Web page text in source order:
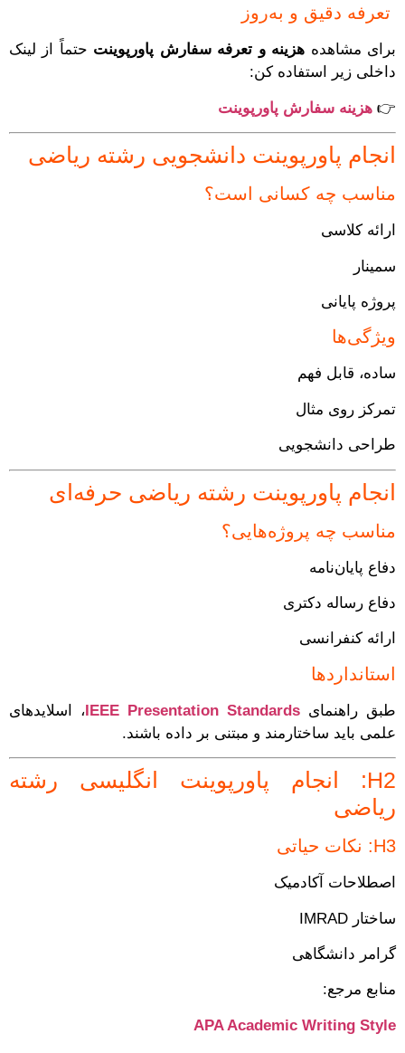
تعرفه دقیق و به‌روز
برای مشاهده هزینه و تعرفه سفارش پاورپوینت حتماً از لینک
داخلی زیر استفاده کن:
👉 هزینه سفارش پاورپوینت
انجام پاورپوینت دانشجویی رشته ریاضی
مناسب چه کسانی است؟
ارائه کلاسی
سمینار
پروژه پایانی
ویژگی‌ها
ساده، قابل فهم
تمرکز روی مثال
طراحی دانشجویی
انجام پاورپوینت رشته ریاضی حرفه‌ای
مناسب چه پروژه‌هایی؟
دفاع پایان‌نامه
دفاع رساله دکتری
ارائه کنفرانسی
استانداردها
طبق راهنمای IEEE Presentation Standards، اسلایدهای
علمی باید ساختارمند و مبتنی بر داده باشند.
H2: انجام پاورپوینت انگلیسی رشته
ریاضی
H3: نکات حیاتی
اصطلاحات آکادمیک
ساختار IMRAD
گرامر دانشگاهی
منابع مرجع:
APA Academic Writing Style